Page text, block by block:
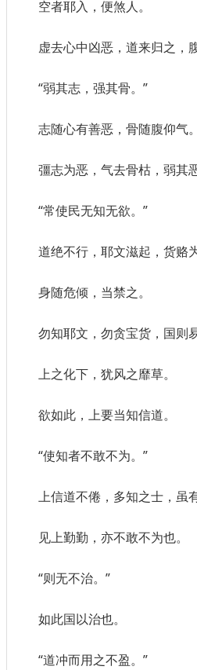
空者耶入，便煞人。
虚去心中凶恶，道来归之，
“弱其志，强其骨。”
志随心有善恶，骨随腹仰气。
彊志为恶，气去骨枯，弱其
“常使民无知无欲。”
道绝不行，耶文滋起，货赂
身随危倾，当禁之。
勿知耶文，勿贪宝货，国则易
上之化下，犹风之靡草。
欲如此，上要当知信道。
“使知者不敢不为。”
上信道不倦，多知之士，虽
见上勤勤，亦不敢不为也。
“则无不治。”
如此国以治也。
“道冲而用之不盈。”